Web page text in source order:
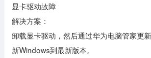
显卡驱动故障
解决方案：
卸载显卡驱动，然后通过华为电脑管家更
新Windows到最新版本。